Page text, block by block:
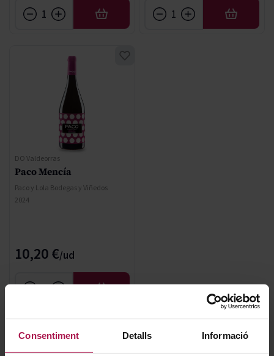
Consentiment Detalls Informació
AFEGIR AFEGIR
DO Valdeorras
Paco Mencía
Paco y Lola Bodegas y Viñedos
2024
10,20 €